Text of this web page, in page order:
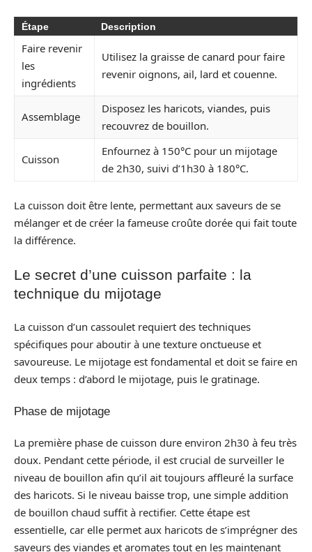
Étape Description
Faire revenir
les
ingrédients
Utilisez la graisse de canard pour faire
revenir oignons, ail, lard et couenne.
Assemblage
Disposez les haricots, viandes, puis
recouvrez de bouillon.
Cuisson
Enfournez à 150°C pour un mijotage
de 2h30, suivi d’1h30 à 180°C.
La cuisson doit être lente, permettant aux saveurs de se
mélanger et de créer la fameuse croûte dorée qui fait toute
la différence.
Le secret d’une cuisson parfaite : la
technique du mijotage
La cuisson d’un cassoulet requiert des techniques
spécifiques pour aboutir à une texture onctueuse et
savoureuse. Le mijotage est fondamental et doit se faire en
deux temps : d’abord le mijotage, puis le gratinage.
Phase de mijotage
La première phase de cuisson dure environ 2h30 à feu très
doux. Pendant cette période, il est crucial de surveiller le
niveau de bouillon afin qu’il ait toujours affleuré la surface
des haricots. Si le niveau baisse trop, une simple addition
de bouillon chaud suffit à rectifier. Cette étape est
essentielle, car elle permet aux haricots de s’imprégner des
saveurs des viandes et aromates tout en les maintenant